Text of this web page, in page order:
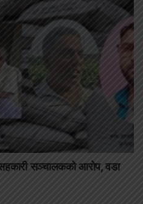
सञ्चालकको आरोप, वडा